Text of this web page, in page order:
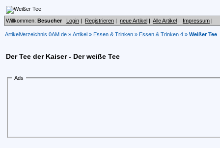
Willkommen: Besucher Login | Registrieren | neue Artikel | Alle Artikel | Impressum |
ArtikelVerzeichnis 0AM.de » Artikel » Essen & Trinken » Essen & Trinken 4 » Weißer Tee
Der Tee der Kaiser - Der weiße Tee
Ads